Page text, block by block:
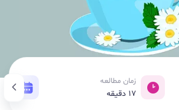
زمان مطالعه
17 دقیقه